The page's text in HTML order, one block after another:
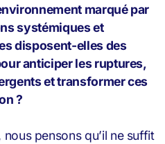
marqué par
systémiques et
disposent-elles des
anticiper les ruptures,
et transformer ces
?
nous pensons qu’il ne suffit